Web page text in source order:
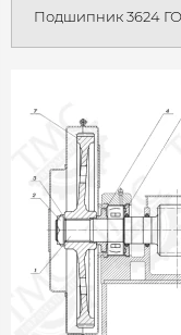
Подшипник 3624